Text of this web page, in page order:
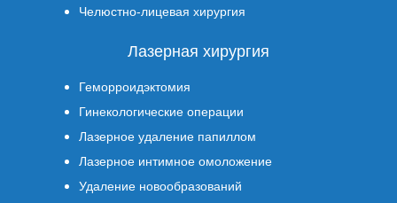
Челюстно-лицевая хирургия
Лазерная хирургия
Геморроидэктомия
Гинекологические операции
Лазерное удаление папиллом
Лазерное интимное омоложение
Удаление новообразований